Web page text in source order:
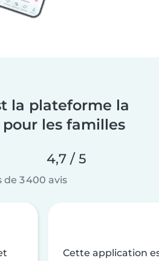
la plateforme la
les familles
4,7 / 5
de 3 400 avis
Cette application